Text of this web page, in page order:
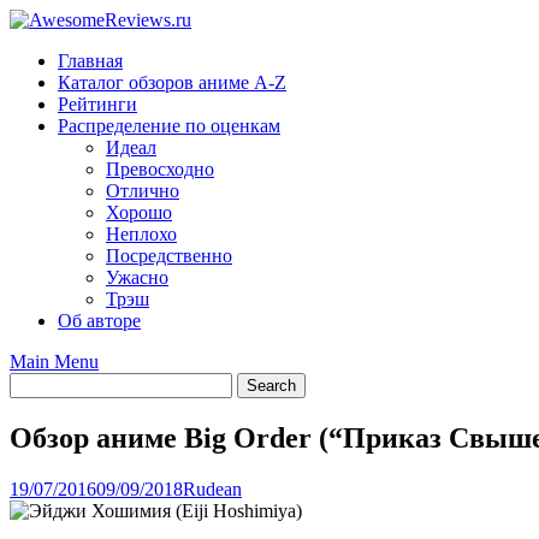
Skip
contentГлавная
Каталог обзоров аниме A-Z
Рейтинги
Распределение по оценкам
Идеал
Превосходно
Отлично
Хорошо
Неплохо
Посредственно
Ужасно
Трэш
Об авторе
Main Menu
Обзор аниме Big Order (“Приказ
19/07/201609/09/2018Rudean